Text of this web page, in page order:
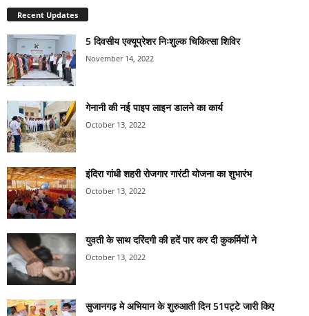
Recent Updates
5 दिवसीय एक्यूप्रेशर निःशुल्क चिकित्सा शिविर
November 14, 2022
गेनानी की नई पाइप लाइन डालने का कार्य
October 13, 2022
इंदिरा गांधी शहरी रोजगार गारंटी योजना का शुभारंभ
October 13, 2022
युवती के साथ दरिंदगी की हदें पार कर दी कुकर्मियों ने
October 13, 2022
सुजानगढ़ मे अभियान के शुरुआती दिन 51पट्टे जारी किए